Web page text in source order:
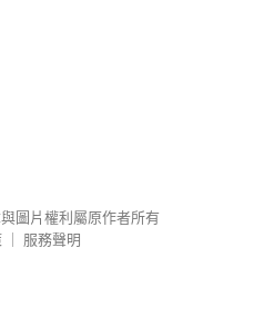
圖片權利屬原作者所有
服務聲明